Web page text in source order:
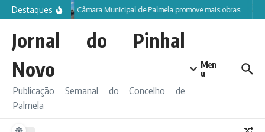
Ir para o conteúdo
Destaques Câmara Municipal de Palmela promove mais obras
Jornal do Pinhal
Novo
Publicação Semanal do Concelho de
Palmela
Men
u